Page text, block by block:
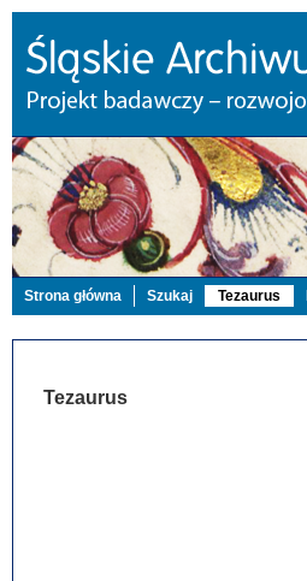
Strona główna Szukaj Tezaurus
Tezaurus